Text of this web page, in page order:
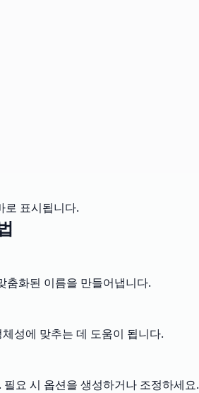
로 표시됩니다.
춤화된 이름을 만들어냅니다.
성에 맞추는 데 도움이 됩니다.
요 시 옵션을 생성하거나 조정하세요.